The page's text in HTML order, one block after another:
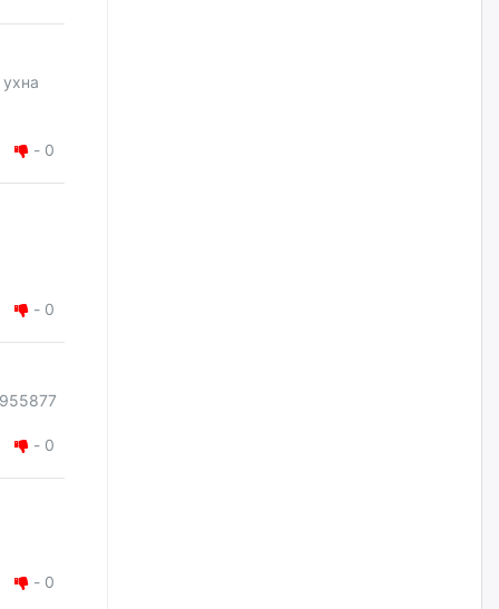
- 0
- 0
- 0
- 0